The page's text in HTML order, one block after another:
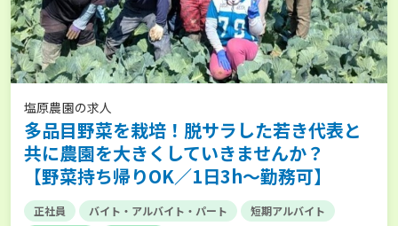
塩原農園の求人
多品目野菜を栽培！脱サラした若き代表と
共に農園を大きくしていきませんか？
【野菜持ち帰りOK／1日3h～勤務可】
正社員 バイト・アルバイト・パート
短期アルバイト